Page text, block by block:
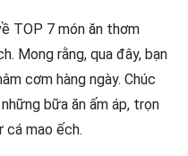
TOP 7 món ăn thơm
Mong rằng, qua đây, bạn
cơm hàng ngày. Chúc
bữa ăn ấm áp, trọn
cá mao ếch.